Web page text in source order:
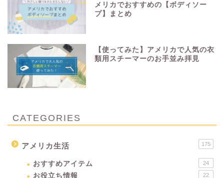
メリカでおすすめの【ボディソー
プ】まとめ
【使ってみた】アメリカで人気の衣
類用スチーマーのお手並み拝見
CATEGORIES
アメリカ生活 175
おすすめアイテム 24
お役立ち情報 22